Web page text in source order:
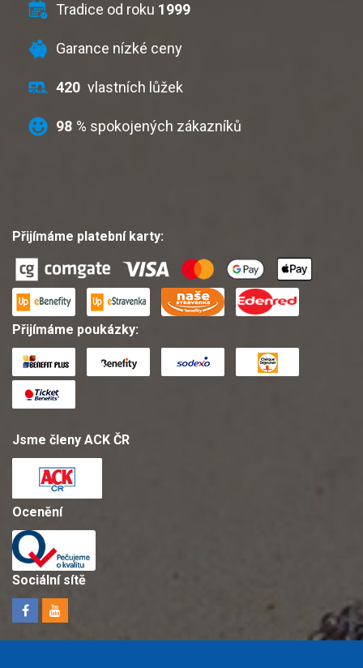
Tradice od roku 1999
Garance nízké ceny
420 vlastních lůžek
98 % spokojených zákazníků
Přijímáme platební karty:
Přijímáme poukázky:
Jsme členy ACK ČR
Ocenění
Sociální sítě